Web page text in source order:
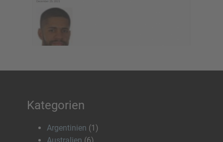
Kategorien
Argentinien (1)